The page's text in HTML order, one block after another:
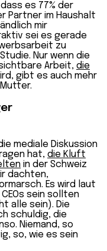
es 77% der
Partner im Haushalt
mir
sei es gerade
zu
Nur wenn die
Arbeit, die
gibt es auch mehr
mediale Diskussion
hat, die Kluft
in der Schweiz
dachten,
Es wird laut
sein sollten
alle sein). Die
schuldig, die
Niemand, so
so, wie es sein